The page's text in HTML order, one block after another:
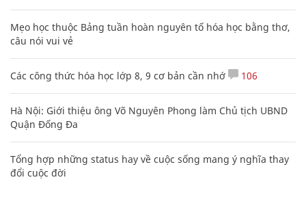
Mẹo học thuộc Bảng tuần hoàn nguyên tố hóa học bằng thơ,
câu nói vui vẻ
Các công thức hóa học lớp 8, 9 cơ bản cần nhớ 106
Hà Nội: Giới thiệu ông Võ Nguyên Phong làm Chủ tịch UBND
Quận Đống Đa
Tổng hợp những status hay về cuộc sống mang ý nghĩa thay
đổi cuộc đời